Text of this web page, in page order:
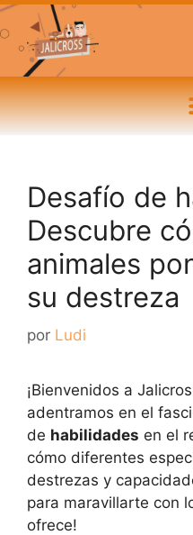
Desafío de
Descubre
animales
su destreza
por Ludi
¡Bienvenidos a
adentramos en el
de habilidades en el
cómo diferentes
destrezas y
para maravillarte con
ofrece!